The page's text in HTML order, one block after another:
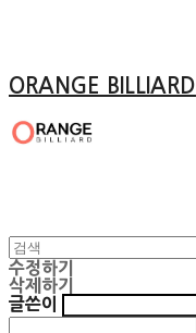
ORANGE BILLIARD
수정하기
삭제하기
글쓴이